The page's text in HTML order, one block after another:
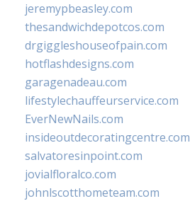
jeremypbeasley.com
thesandwichdepotcos.com
drgiggleshouseofpain.com
hotflashdesigns.com
garagenadeau.com
lifestylechauffeurservice.com
EverNewNails.com
insideoutdecoratingcentre.com
salvatoresinpoint.com
jovialfloralco.com
johnlscotthometeam.com